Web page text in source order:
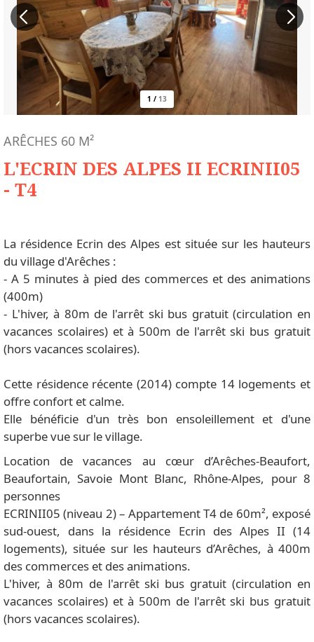
1 / 13
L'ECRIN DES ALPES II ECRINII05
- T4
ARÊCHES 60 M²
La résidence Ecrin des Alpes est située sur les hauteurs
du village d'Arêches :
- A 5 minutes à pied des commerces et des animations
(400m)
- L'hiver, à 80m de l'arrêt ski bus gratuit (circulation en
vacances scolaires) et à 500m de l'arrêt ski bus gratuit
(hors vacances scolaires).
Cette résidence récente (2014) compte 14 logements et
offre confort et calme.
Elle bénéficie d'un très bon ensoleillement et d'une
superbe vue sur le village.
Location de vacances au cœur d’Arêches-Beaufort,
Beaufortain, Savoie Mont Blanc, Rhône-Alpes, pour 8
personnes
ECRINII05 (niveau 2) – Appartement T4 de 60m², exposé
sud-ouest, dans la résidence Ecrin des Alpes II (14
logements), située sur les hauteurs d’Arêches, à 400m
des commerces et des animations.
L'hiver, à 80m de l'arrêt ski bus gratuit (circulation en
vacances scolaires) et à 500m de l'arrêt ski bus gratuit
(hors vacances scolaires).